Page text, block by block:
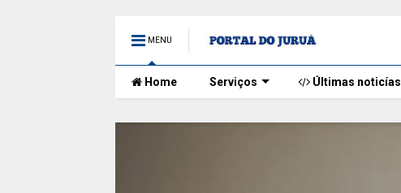
MENU
Home Serviços Últimas noticías